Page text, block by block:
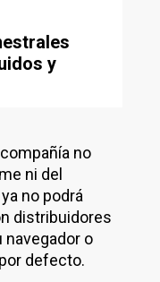
y
no
ni del
no podrá
distribuidores
navegador o
defecto.